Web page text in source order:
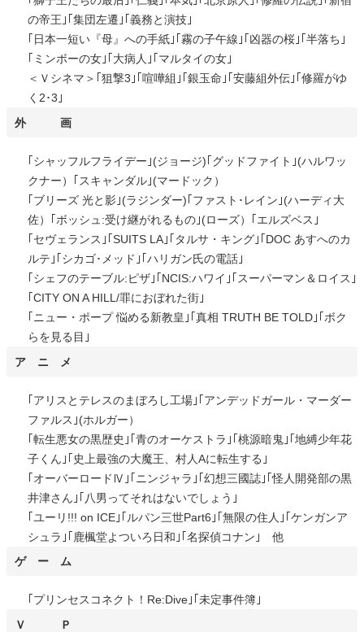
の帝王｣｢集団左遷｣｢義務と演技｣
｢日本一短い『母』への手紙｣｢霧の子午線｣｢凶器の桜｣｢半落ち｣
｢ミンボーの女｣｢大病人｣｢マルタイの女｣
＜Ｖシネマ＞｢狙撃3｣｢喧嘩組｣｢銀玉命｣｢安藤組外伝｣｢修羅がゆ
く2･3｣
外 画
｢シャッフルフライデー｣(ジョージ)｢グッドファイト｣(ハルワッ
クナー）｢スキャンダル｣(マードック）
｢ブリーズ 光と影｣(ラジンダー)｢ファスト･レイン｣(ハーディ大
佐）｢ボッシュ:受け継がれるもの｣(ローズ）｢エルズベス｣
｢セヴェランス｣｢SUITS LA｣｢タルサ・キング｣｢DOC あすへのカ
ルテ｣｢シカゴ･メッド｣｢ハリガン氏の電話｣
｢シェフのテーブル:ピザ｣｢NCIS:ハワイ｣｢スーパーマン＆ロイス｣
｢CITY ON A HILL/罪におぼれた街｣
｢ニュー・ポープ 悩める新教皇｣｢真相 TRUTH BE TOLD｣｢ボク
らを見る目｣
ア ニ メ
｢アリスとテレスのまぼろし工場｣｢アンデッドガール・マーダー
ファルス｣(ホルガー）
｢転生悪女の黒歴史｣｢青のオーケストラ｣｢桃源暗鬼｣｢地縛少年花
子くん｣｢史上最強の大魔王、村人Aに転生する｣
｢オーバーロードⅣ｣｢ニンジャラ｣｢幻想三國誌｣｢怪人開発部の黒
井津さん｣｢八男ってそれはないでしょう｣
｢ユーリ!!! on ICE｣｢ルパン三世Part6｣｢無限の住人｣｢ケンガンア
シュラ｣｢鹿楓堂よついろ日和｣｢名探偵コナン｣ 他
ゲ ー ム
｢プリンセスコネクト！Re:Dive｣｢未定事件簿｣
Ｖ Ｐ